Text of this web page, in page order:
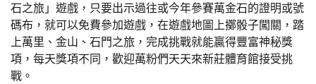
石之旅」遊戲，只要出示過往或今年參賽萬金石的證明或號
碼布，就可以免費參加遊戲，在遊戲地圖上擲骰子闖關，踏
上萬里、金山、石門之旅，完成挑戰就能贏得豐富神秘獎
項，每天獎項不同，歡迎萬粉們天天來新莊體育館接受挑
戰。